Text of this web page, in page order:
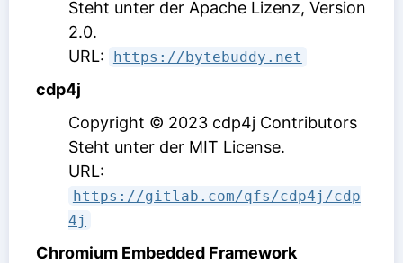
Steht unter der Apache Lizenz, Version
2.0.
URL:
https://bytebuddy.net
cdp4j
Copyright © 2023 cdp4j Contributors
Steht unter der MIT License.
URL:
https://gitlab.com/qfs/cdp4j/cdp
4j
Chromium Embedded Framework